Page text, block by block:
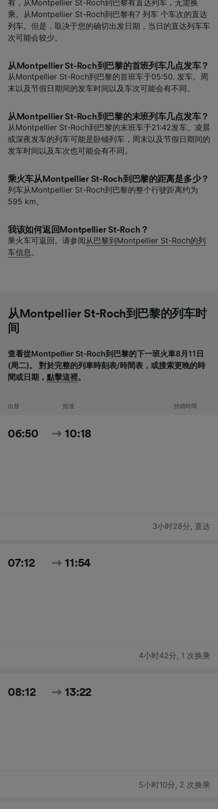
有，从Montpellier St-Roch到巴黎有直达列车，无需换
乘。从Montpellier St-Roch到巴黎有7 列车 个车次的直达
列车。但是，取决于您的确切出发日期，当日的直达列车车
次可能会较少。
从Montpellier St-Roch到巴黎的首班列车几点发车？
从Montpellier St-Roch到巴黎的首班车于05:50. 发车。周
末以及节假日期间的发车时间以及车次可能会有不同。
从Montpellier St-Roch到巴黎的末班列车几点发车？
从Montpellier St-Roch到巴黎的末班车于21:42发车。凌晨
或深夜发车的列车可能是卧铺列车，周末以及节假日期间的
发车时间以及车次也可能会有不同。
乘火车从Montpellier St-Roch到巴黎的距离是多少？
列车从Montpellier St-Roch到巴黎的整个行驶距离约为
595 km。
我该如何返回Montpellier St-Roch？
乘火车可返回。请参阅从巴黎到Montpellier St-Roch的列
车信息。
从Montpellier St-Roch到巴黎的列车时
间
查看從Montpellier St-Roch到巴黎的下一班火車8月11日
(周二)。 對於完整的列車時刻表/時間表，或搜索更晚的時
間或日期， 點擊這裡。
出發 抵達 持續時間
06:50 10:18
3小时28分, 直达
07:12 11:54
4小时42分, 1 次换乘
08:12 13:22
5小时10分, 2 次换乘